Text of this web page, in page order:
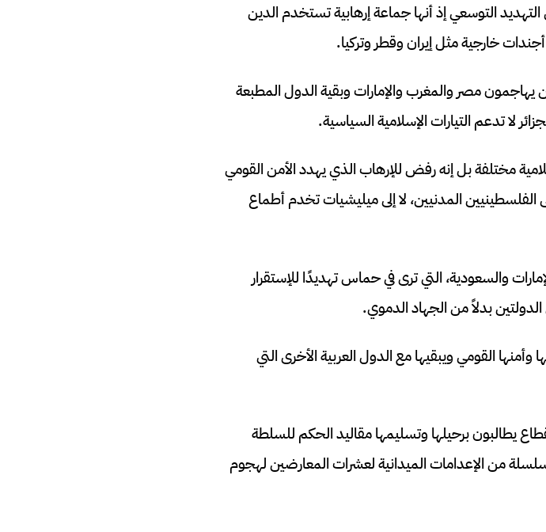
التوسعي إذ أنها جماعة إرهابية تستخدم الدين
خارجية مثل إيران وقطر وتركيا.
يهاجمون مصر والمغرب والإمارات وبقية الدول المطبعة
لا تدعم التيارات الإسلامية السياسية.
مختلفة بل إنه رفض للإرهاب الذي يهدد الأمن القومي
المدنيين، لا إلى ميليشيات تخدم أطماع
والسعودية، التي ترى في حماس تهديدًا للإستقرار
بدلاً من الجهاد الدموي.
القومي ويبقيها مع الدول العربية الأخرى التي
يطالبون برحيلها وتسليمها مقاليد الحكم للسلطة
من الإعدامات الميدانية لعشرات المعارضين لهجوم